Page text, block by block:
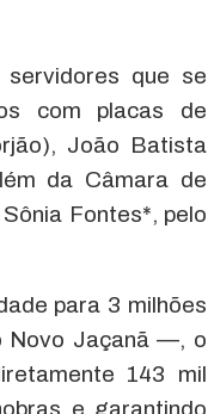
que se
com placas de
João Batista
da Câmara de
Fontes*, pelo
para 3 milhões
Novo Jaçanã —, o
143 mil